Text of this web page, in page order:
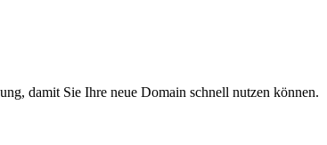
damit Sie Ihre neue Domain schnell nutzen können.